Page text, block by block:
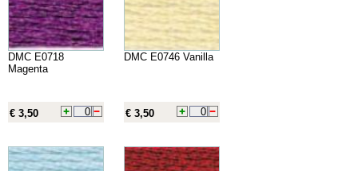
DMC E0718
Magenta
€ 3,50
DMC E0746 Vanilla
€ 3,50